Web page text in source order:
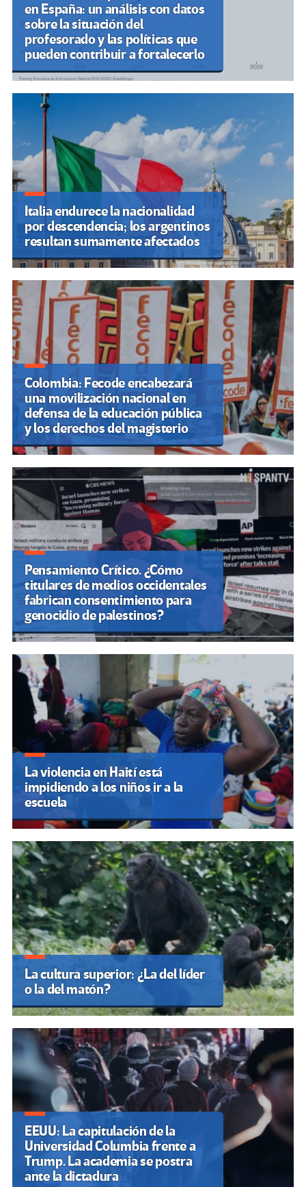
en España: un análisis con datos
sobre la situación del
profesorado y las políticas que
pueden contribuir a fortalecerlo
Italia endurece la nacionalidad
por descendencia; los argentinos
resultan sumamente afectados
Colombia: Fecode encabezará
una movilización nacional en
defensa de la educación pública
y los derechos del magisterio
Pensamiento Crítico. ¿Cómo
titulares de medios occidentales
fabrican consentimiento para
genocidio de palestinos?
La violencia en Haití está
impidiendo a los niños ir a la
escuela
La cultura superior: ¿La del líder
o la del matón?
EEUU: La capitulación de la
Universidad Columbia frente a
Trump. La academia se postra
ante la dictadura